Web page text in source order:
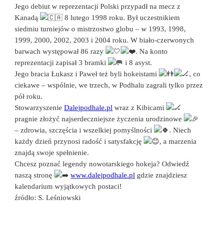
Jego debiut w reprezentacji Polski przypadł na mecz z
Kanadą
8 lutego 1998 roku. Był uczestnikiem
siedmiu turniejów o mistrzostwo globu – w 1993, 1998,
1999, 2000, 2002, 2003 i 2004 roku. W biało-czerwonych
barwach występował 86 razy
. Na konto
reprezentacji zapisał 3 bramki
i 8 asyst.
Jego bracia Łukasz i Paweł też byli hokeistami
, co
ciekawe – wspólnie, we trzech, w Podhalu zagrali tylko przez
pół roku.
StowarzyszenieDalejpodhale.pl wraz z Kibicami
pragnie złożyć najserdeczniejsze życzenia urodzinowe
– zdrowia, szczęścia i wszelkiej pomyślności
. Niech
każdy dzień przynosi radość i satysfakcję
, a marzenia
znajdą swoje spełnienie.
Chcesz poznać legendy nowotarskiego hokeja? Odwiedź
naszą stronę
www.dalejpodhale.pl gdzie znajdziesz
kalendarium wyjątkowych postaci!
źródło: S. Leśniowski